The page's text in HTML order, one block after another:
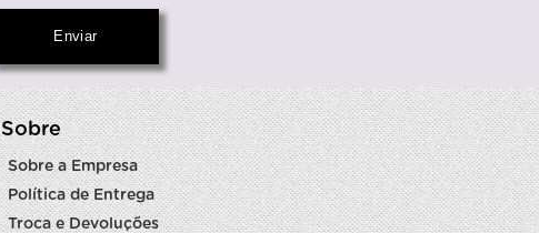
Sobre
Sobre a Empresa
Política de Entrega
Troca e Devoluções